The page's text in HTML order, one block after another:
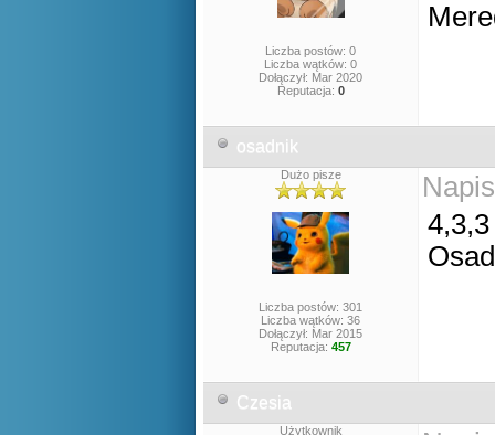
Liczba postów: 0
Liczba wątków: 0
Dołączył: Mar 2020
Reputacja: 0
osadnik
Dużo pisze
Liczba postów: 301
Liczba wątków: 36
Dołączył: Mar 2015
Reputacja: 457
4,3,3
Czesia
Użytkownik